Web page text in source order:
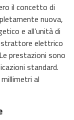
il concetto di
nuova,
e all’unità di
elettrico
prestazioni sono
standard.
al